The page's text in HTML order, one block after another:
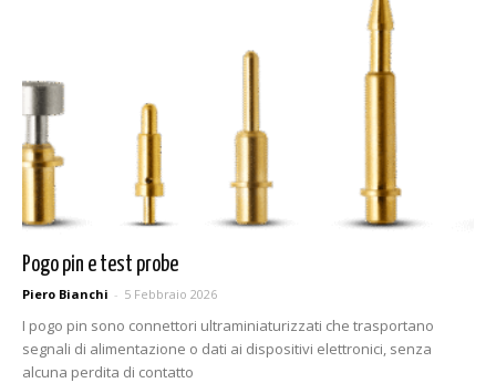
Pogo pin e test probe
Piero Bianchi - 5 Febbraio 2026
I pogo pin sono connettori ultraminiaturizzati che trasportano
segnali di alimentazione o dati ai dispositivi elettronici, senza
alcuna perdita di contatto